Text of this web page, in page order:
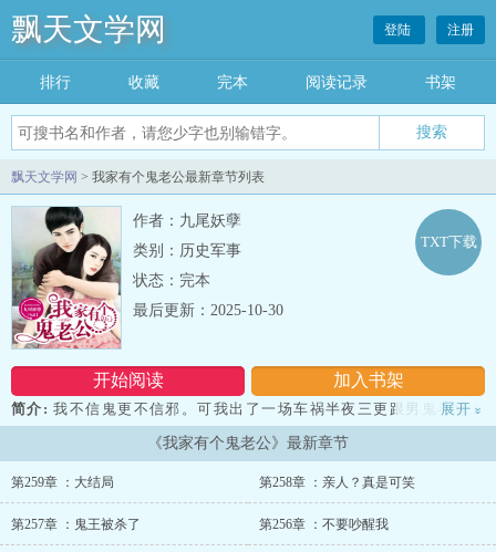
飘天文学网 登陆 注册
排行 收藏 完本 阅读记录 书架
飘天文学网 > 我家有个鬼老公最新章节列表
作者：九尾妖孽
类别：历史军事
状态：完本
开始阅读 加入书架
TXT下载
最后更新：2025-10-30
简介: 我不信鬼更不信邪。可我出了一场车祸半夜三更跟男鬼斗地主
是怎么一回事？与俊男鬼同居是怎么一回事？“既然我们交易成功，你
是不是应该拿东西偿还？”俊男说罢一只手捏住我下巴，把房门打开，
把我扔到床上。惊！这是干什么的节奏？...
展开 »
《我家有个鬼老公》最新章节
第259章 ：大结局 第258章 ：亲人？真是可笑
第257章 ：鬼王被杀了 第256章 ：不要吵醒我